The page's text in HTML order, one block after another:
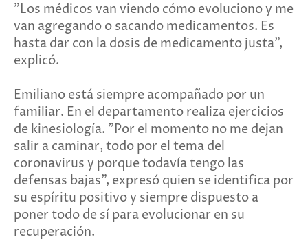
"Los médicos van viendo cómo evoluciono y me
van agregando o sacando medicamentos. Es
hasta dar con la dosis de medicamento justa",
explicó.
Emiliano está siempre acompañado por un
familiar. En el departamento realiza ejercicios
de kinesiología. "Por el momento no me dejan
salir a caminar, todo por el tema del
coronavirus y porque todavía tengo las
defensas bajas", expresó quien se identifica por
su espíritu positivo y siempre dispuesto a
poner todo de sí para evolucionar en su
recuperación.